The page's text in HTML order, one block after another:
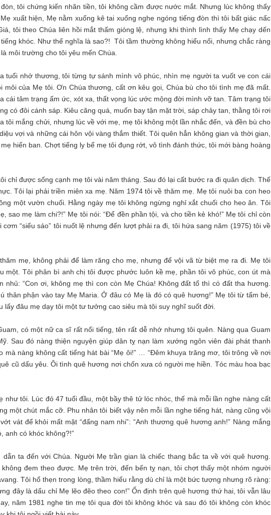
tôi chứng kiến nhãn tiền, tôi không cầm được nước mắt. Nhưng lúc không thấy
xuất hiện, Mẹ nằm xuống kê tai xuống nghe ngóng tiếng đòn thì tôi bất giác nấc
tôi theo Chúa liên hồi mắt thấm giòng lệ, nhưng khi thình lình thấy Mẹ chạy dến
khóc. Như thế nghĩa là sao?! Tôi tầm thường không hiểu nổi, nhưng chắc ràng
môi trường cho tôi yêu mến Chúa.
tuổi nhớ thương, tôi từng tự sánh mình vô phúc, nhìn mẹ người ta vuốt ve con cái
môi của Mẹ tôi. Ơn Chúa thương, cất ơn kêu gọi, Chúa bù cho tôi tình mẹ đã mất.
cái tâm trạng ấm ức, xót xa, thất vọng lúc ước mộng đời mình vỡ tan. Tâm trạng tôi
có đôi cánh sáp. Kiêu căng quá, muốn bay tận mặt trời, sáp chảy tan, thằng tôi rơi
tôi mắng chửi, nhưng lúc về với mẹ, mẹ tôi không một lần nhắc đến, và đền bù cho
vợi và những cái hôn vội vàng thắm thiết. Tôi quên hẳn không gian và thời gian,
hiến ban. Chợt tiếng ly bể mẹ tôi đụng rớt, vô tình đánh thức, tôi mới bàng hoàng
chỉ được sống cạnh mẹ tôi vài năm tháng. Sau đó lại cất bước ra đi quân dịch. Thế
Tôi lại phải triền miên xa mẹ. Năm 1974 tôi về thăm mẹ. Mẹ tôi nuôi ba con heo
một vườn chuối. Hằng ngày mẹ tôi không ngừng nghỉ xắt chuối cho heo ăn. Tôi
sao mẹ làm chi?!” Mẹ tôi nói: “Để đền phần tội, và cho tiền kẻ khó!” Mẹ tôi chỉ còn
“siếu sáo” tôi nuốt lệ nhưng đến lượt phải ra đi, tôi hứa sang năm (1975) tôi về
mẹ, không phải để làm răng cho mẹ, nhưng để vội vã từ biệt mẹ ra đi. Mẹ tôi
một. Tôi phân bì anh chị tôi được phước luôn kề mẹ, phần tôi vô phúc, con út mà
nhủ: “Con ơi, không mẹ thì con còn Mẹ Chúa! Không đất tổ thì có đất tha hương.
thân phận vào tay Mẹ Maria. Ở đâu có Mẹ là đó có quê hương!” Mẹ tôi từ tấm bé,
lấy đâu mẹ dạy tôi một tư tưởng cao siêu mà tôi suy nghĩ suốt đời.
có một nữ ca sĩ rất nổi tiếng, tên rất dễ nhớ nhưng tôi quên. Nàng qua Guam
Sau đó nàng thiện nguyện giúp dân tỵ nạn làm xướng ngôn viên đài phát thanh
mà nàng không cất tiếng hát bài “Mẹ ôi!” … “Đêm khuya trăng mơ, tôi trông về nơi
cũ dấu yêu. Ôi tình quê hương nơi chốn xưa có người mẹ hiền. Tóc màu hoa bạc
tôi. Lúc đó 47 tuổi đầu, một bầy thê tử lóc nhóc, thế mà mỗi lần nghe nàng cất
một chút mắc cỡ. Phu nhân tôi biết vậy nên mỗi lần nghe tiếng hát, nàng cũng vội
vát để khỏi mất mặt “đấng nam nhi”: “Anh thương quê hương anh!” Nàng mắng
anh có khóc không?!”
ta đến với Chúa. Người Mẹ trần gian là chiếc thang bắc ta về với quê hương.
đem theo được. Mẹ trên trời, đến bến tỵ nạn, tôi chợt thấy một nhóm người
Tôi hổ thẹn trong lòng, thầm hiểu rằng dù chỉ là một bức tượng nhưng rõ ràng:
đây là dấu chỉ Mẹ lẽo đẽo theo con!” Ổn định trên quê hương thứ hai, tôi vẫn lâu
năm 1981 nghe tin mẹ tôi qua đời tôi không khóc và sau đó tôi không còn khóc